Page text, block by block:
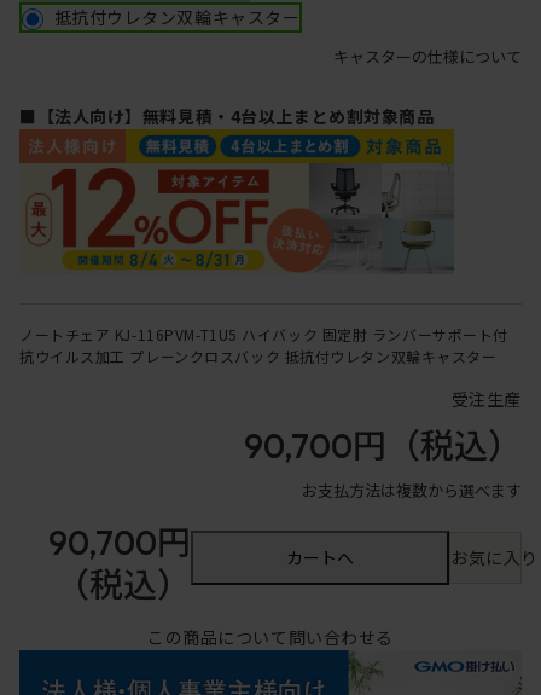
抵抗付ウレタン双輪キャスター
キャスターの仕様について
■【法人向け】無料見積・4台以上まとめ割対象商品
ノートチェア KJ-116PVM-T1U5 ハイバック 固定肘 ランバーサポート付
抗ウイルス加工 プレーンクロスバック 抵抗付ウレタン双輪キャスター
受注生産
90,700円 （税込）
お支払方法は複数から選べます
90,700円
（税込）
カートへ お気に入
この商品について問い合わせる